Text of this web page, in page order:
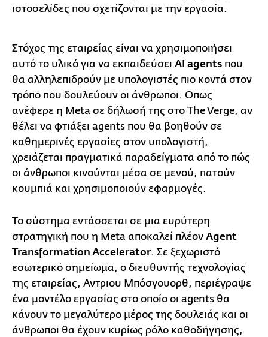
ιστοσελίδες που σχετίζονται με την εργασία.
Στόχος της εταιρείας είναι να χρησιμοποιήσει
αυτό το υλικό για να εκπαιδεύσει AI agents που
θα αλληλεπιδρούν με υπολογιστές πιο κοντά στον
τρόπο που δουλεύουν οι άνθρωποι. Οπως
ανέφερε η Meta σε δήλωσή της στο The Verge, αν
θέλει να φτιάξει agents που θα βοηθούν σε
καθημερινές εργασίες στον υπολογιστή,
χρειάζεται πραγματικά παραδείγματα από το πώς
οι άνθρωποι κινούνται μέσα σε μενού, πατούν
κουμπιά και χρησιμοποιούν εφαρμογές.
Το σύστημα εντάσσεται σε μια ευρύτερη
στρατηγική που η Meta αποκαλεί πλέον Agent
Transformation Accelerator. Σε ξεχωριστό
εσωτερικό σημείωμα, ο διευθυντής τεχνολογίας
της εταιρείας, Αντριου Μπόσγουορθ, περιέγραψε
ένα μοντέλο εργασίας στο οποίο οι agents θα
κάνουν το μεγαλύτερο μέρος της δουλειάς και οι
άνθρωποι θα έχουν κυρίως ρόλο καθοδήγησης,